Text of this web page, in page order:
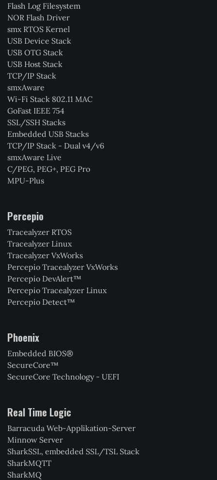
Flash Log Filesystem
NOR Flash Driver
smx RTOS Kernel
USB Device Stack
USB OTG Stack
USB Host Stack
TCP/IP Stack
smxAware
Wi-Fi Stack 802.11 MAC
GoFast IEEE 754
SSL/SSH Stacks
Embedded USB Stacks
TCP/IP Stack - Dual v4/v6
smxAware Live
C/PEG, PEG+, PEG Pro
MPU-Plus
Percepio
Tracealyzer RTOS
Tracealyzer Linux
Tracealyzer VxWorks
Percepio Tracealyzer VxWorks
Percepio DevAlert™
Percepio Tracealyzer Linux
Percepio Detect™
Phoenix
Embedded BIOS®
SecureCore™
SecureCore Technology - UEFI
Real Time Logic
Barracuda Web-Applikation-Server
Minnow Server
SharkSSL, embedded SSL/TSL Stack
SharkMQTT
SharkMQ